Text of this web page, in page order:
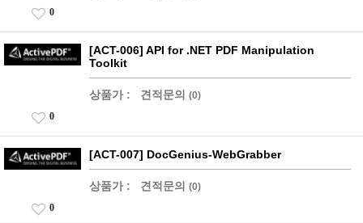
0
[ACT-006] API for .NET PDF Manipulation
Toolkit
상품가 : 견적문의 (0)
0
[ACT-007] DocGenius-WebGrabber
상품가 : 견적문의 (0)
0